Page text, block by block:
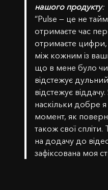
нашого продукту:
“Pulse — це не
отримаєте час
отримаєте цифри,
між кожним із
що в мене було
відстежує
відстежує
наскільки добре
момент, як
також свої
на додачу до
зафіксована моя